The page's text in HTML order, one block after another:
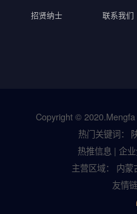
招贤纳士
联系我们
Copyright ©
热门关键词：
热推信息 | 企
主营区域： 内蒙
友情